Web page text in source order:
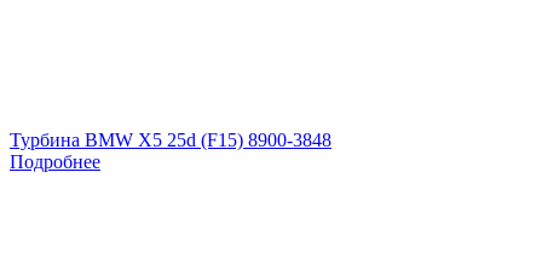
Турбина BMW X5 25d (F15) 8900-3848
Подробнее